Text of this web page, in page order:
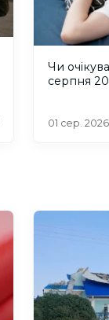
Чи
серпня
01 сер. 2026